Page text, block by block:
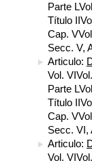
Parte
Título
Cap.
Secc. V,
Articulo:
Vol.
Parte
Título
Cap.
Secc. VI,
Articulo:
Vol.